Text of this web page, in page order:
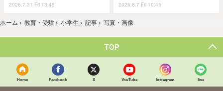
2026.7.31 Fri 13:45 2026.8.7 Fri 10:45
ホーム › 教育・受験 › 小学生 › 記事 › 写真・画像
TOP
Home Facebook X YouTube Instagram line